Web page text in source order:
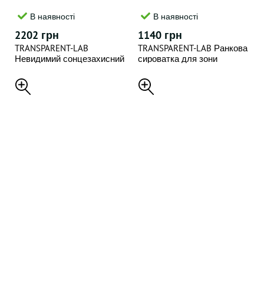
В наявності
2202 грн
TRANSPARENT-LAB
Невидимий сонцезахисний
SUNSCREEN SPF50+
В наявності
1140 грн
TRANSPARENT-LAB Ранкова
сироватка для зони
BLOAT SOOTHING EYE
SERUM